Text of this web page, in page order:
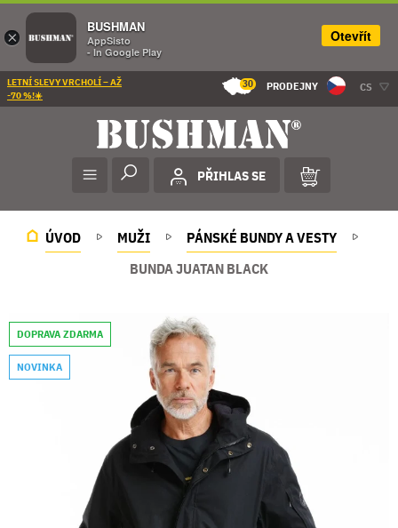
LETNÍ SLEVY VRCHOLÍ – AŽ
-70 %!☀️
30 PRODEJNY CS
PŘIHLAS SE
ÚVOD MUŽI
PÁNSKÉ BUNDY A VESTY
BUNDA JUATAN BLACK
DOPRAVA ZDARMA
NOVINKA
×
BUSHMAN
AppSisto
- In Google Play
Otevřít